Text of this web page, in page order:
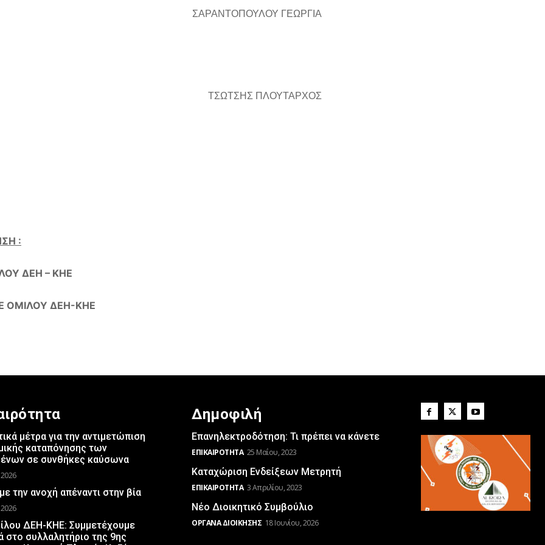
ΣΑΡΑΝΤΟΠΟΥΛΟΥ ΓΕΩΡΓΙΑ
ΤΣΩΤΣΗΣ ΠΛΟΥΤΑΡΧΟΣ
:
ΔΕΗ – ΚΗΕ
ΟΜΙΛΟΥ ΔΕΗ-ΚΗΕ
μέτρα για την αντιμετώπιση
καταπόνησης των
σε συνθήκες καύσωνα
την ανοχή απέναντι στην βία
ΔΕΗ-ΚΗΕ: Συμμετέχουμε
στο συλλαλητήριο της 9ης
Δημοφιλή
Επανηλεκτροδότηση: Τι πρέπει να κάνετε
ΕΠΙΚΑΙΡΌΤΗΤΑ 25 Μαΐου, 2023
Καταχώριση Ενδείξεων Μετρητή
ΕΠΙΚΑΙΡΌΤΗΤΑ 3 Απριλίου, 2023
Νέο Διοικητικό Συμβούλιο
ΌΡΓΑΝΑ ΔΙΟΊΚΗΣΗΣ 18 Ιουνίου, 2026